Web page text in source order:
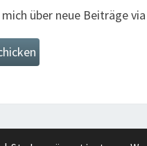
über neue Beiträge